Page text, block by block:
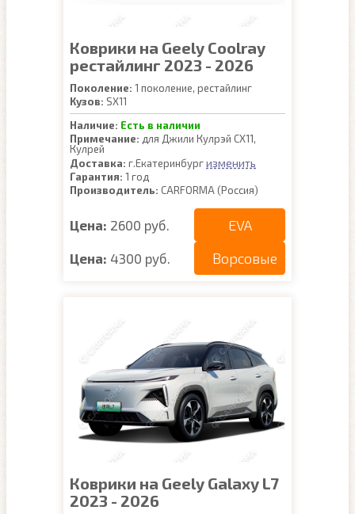
Коврики на Geely Coolray
рестайлинг 2023 - 2026
Поколение: 1 поколение, рестайлинг
Кузов: SX11
Наличие: Есть в наличии
Примечание: для Джили Кулрэй СХ11,
Кулрей
Доставка: г.Екатеринбургизменить
Гарантия: 1 год
Производитель: CARFORMA (Россия)
Цена: 2600 руб. EVA
Цена: 4300 руб. Ворсовые
Коврики на Geely Galaxy L7
2023 - 2026